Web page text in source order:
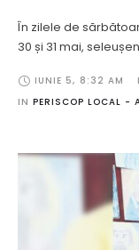
În zilele de
30 și 31 mai,
IUNIE 5, 8:32 AM
IN PERISCOP LOCAL -